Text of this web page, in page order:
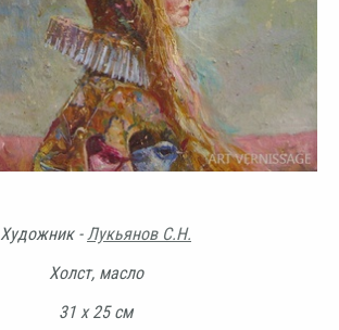
Художник -Лукьянов С.Н.
Холст, масло
31 х 25 см